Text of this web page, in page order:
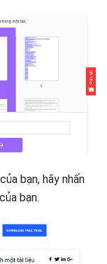
bạn, hãy nhấn
bạn.